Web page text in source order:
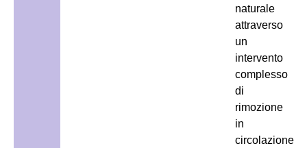
naturale
attraverso
un
intervento
complesso
di
rimozione
in
circolazione